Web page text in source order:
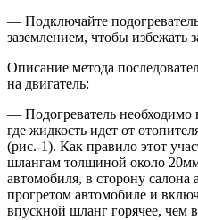
— Подключайте
заземлением, чтобы избежать
Описание метода
на двигатель:
— Подогреватель необходимо
где жидкость идет от
(рис.-1). Как правило этот
шлангам толщиной около
автомобиля, в сторону
прогретом автомобиле и
впускной шланг горячее, чем